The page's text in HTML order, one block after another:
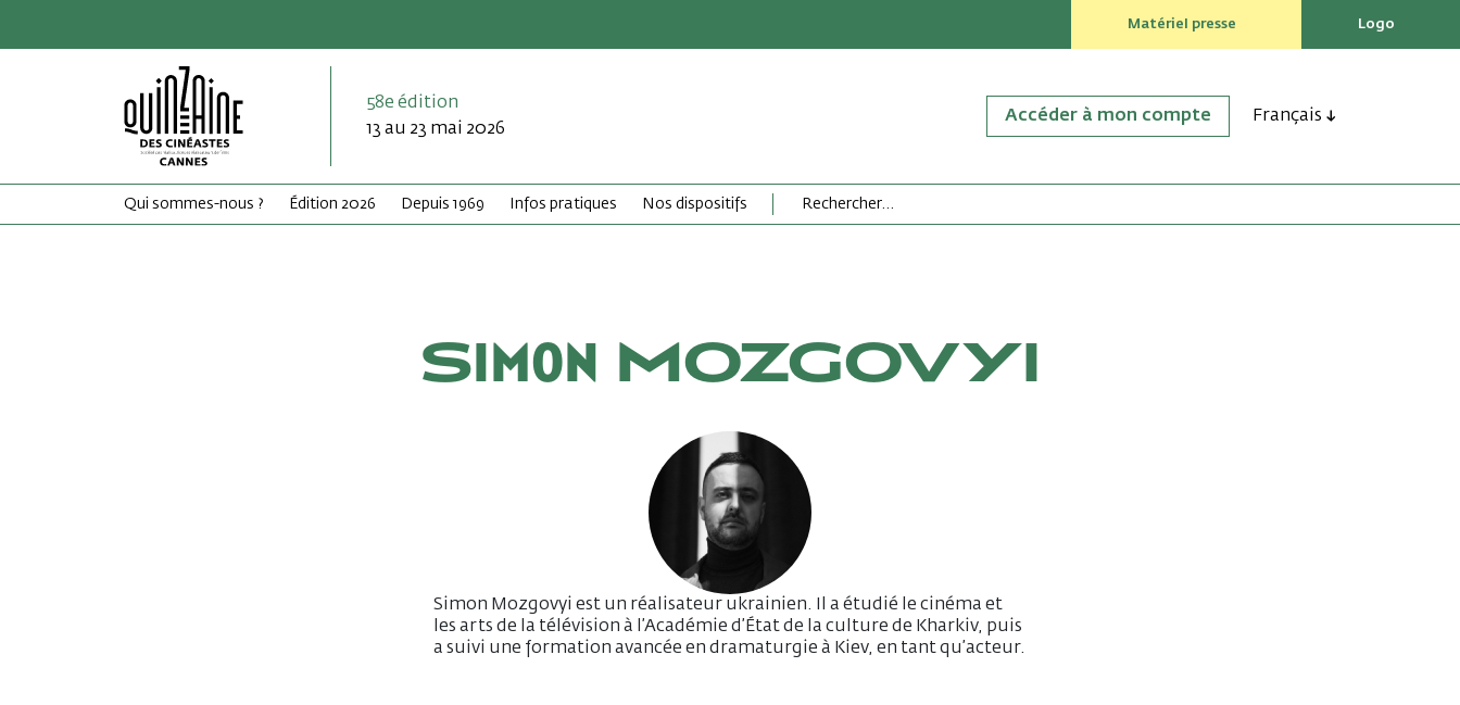
Matériel presse Logo
58e édition
13 au 23 mai 2026
Accéder à mon compte Français
Qui sommes-nous ? Édition 2026 Depuis 1969 Infos pratiques Nos dispositifs
Simon MOZGOVYI
Simon Mozgovyi est un réalisateur ukrainien. Il a étudié le cinéma et
les arts de la télévision à l’Académie d’État de la culture de Kharkiv, puis
a suivi une formation avancée en dramaturgie à Kiev, en tant qu’acteur.